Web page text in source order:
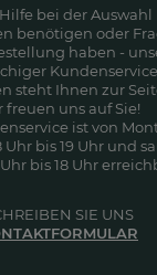
bei der Auswahl
benötigen oder
haben -
steht Ihnen zur
freuen uns auf Sie!
ist von
Uhr bis 19 Uhr und
bis 18 Uhr
SIE UNS